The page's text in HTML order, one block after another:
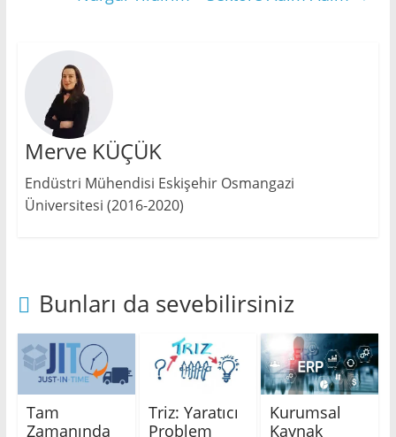
Merve KÜÇÜK
Endüstri Mühendisi Eskişehir Osmangazi
Üniversitesi (2016-2020)
Bunları da sevebilirsiniz
Tam
Zamanında
Triz: Yaratıcı
Problem
Kurumsal
Kaynak